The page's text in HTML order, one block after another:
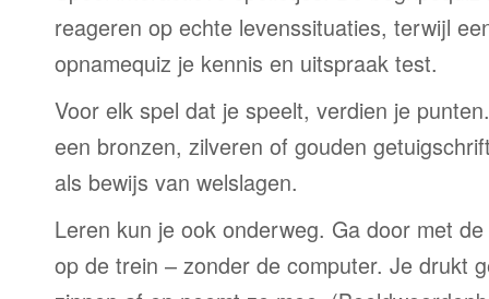
reageren op echte levenssituaties, terwijl
opnamequiz je kennis en uitspraak test.
Voor elk spel dat je speelt, verdien je
een bronzen, zilveren of gouden
als bewijs van welslagen.
Leren kun je ook onderweg. Ga door met
op de trein – zonder de computer. Je drukt